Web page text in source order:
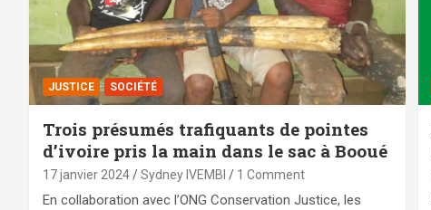
JUSTICE SOCIÉTÉ
Trois présumés trafiquants de pointes
d’ivoire pris la main dans le sac à Booué
17 janvier 2024 Sydney IVEMBI 1 Comment
En collaboration avec l’ONG Conservation Justice, les